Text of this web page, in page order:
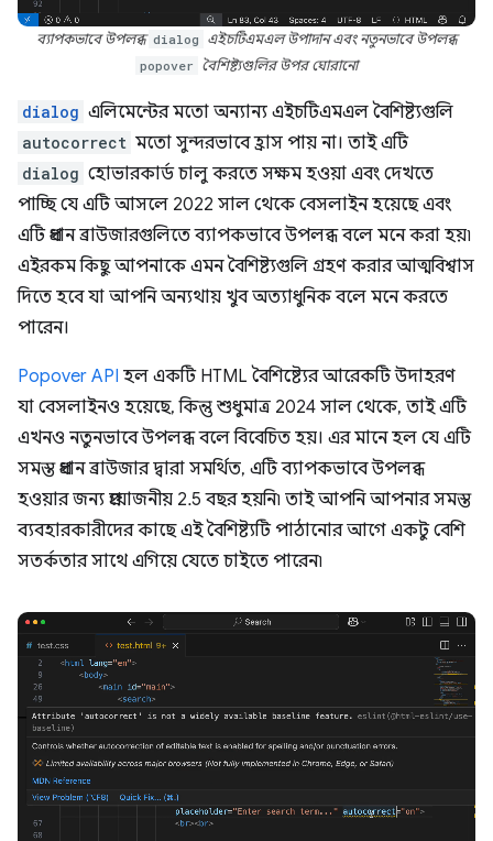
ব্যাপকভাবে উপলব্ধ dialog এইচটিএমএল উপাদান এবং নতুনভাবে উপলব্ধ
popover বৈশিষ্ট্যগুলির উপর ঘোরানো
dialog এলিমেন্টের মতো অন্যান্য এইচটিএমএল বৈশিষ্ট্যগুলি
autocorrect মতো সুন্দরভাবে হ্রাস পায় না। তাই এটি
dialog হোভারকার্ড চালু করতে সক্ষম হওয়া এবং দেখতে
পাচ্ছি যে এটি আসলে 2022 সাল থেকে বেসলাইন হয়েছে এবং
এটি প্রধান ব্রাউজারগুলিতে ব্যাপকভাবে উপলব্ধ বলে মনে করা হয়৷
এইরকম কিছু আপনাকে এমন বৈশিষ্ট্যগুলি গ্রহণ করার আত্মবিশ্বাস
দিতে হবে যা আপনি অন্যথায় খুব অত্যাধুনিক বলে মনে করতে
পারেন।
Popover API হল একটি HTML বৈশিষ্ট্যের আরেকটি উদাহরণ
যা বেসলাইনও হয়েছে, কিন্তু শুধুমাত্র 2024 সাল থেকে, তাই এটি
এখনও নতুনভাবে উপলব্ধ বলে বিবেচিত হয়। এর মানে হল যে এটি
সমস্ত প্রধান ব্রাউজার দ্বারা সমর্থিত, এটি ব্যাপকভাবে উপলব্ধ
হওয়ার জন্য প্রয়োজনীয় 2.5 বছর হয়নি৷ তাই আপনি আপনার সমস্ত
ব্যবহারকারীদের কাছে এই বৈশিষ্ট্যটি পাঠানোর আগে একটু বেশি
সতর্কতার সাথে এগিয়ে যেতে চাইতে পারেন৷